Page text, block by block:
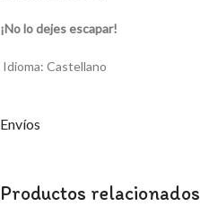
¡No lo dejes escapar!
Idioma: Castellano
Envíos
Productos relacionados